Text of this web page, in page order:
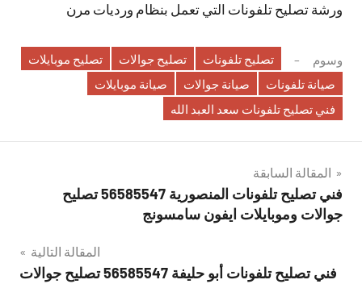
ورشة تصليح تلفونات التي تعمل بنظام ورديات مرن
وسوم تصليح تلفونات تصليح جوالات
تصليح موبايلات
صيانة تلفونات
صيانة جوالات
صيانة موبايلات
فني تصليح تلفونات سعد العبد الله
تصفّح
المقالات
المقالة السابقة
فني تصليح تلفونات المنصورية 56585547 تصليح
جوالات وموبايلات ايفون سامسونج
المقالة التالية
فني تصليح تلفونات أبو حليفة 56585547 تصليح جوالات